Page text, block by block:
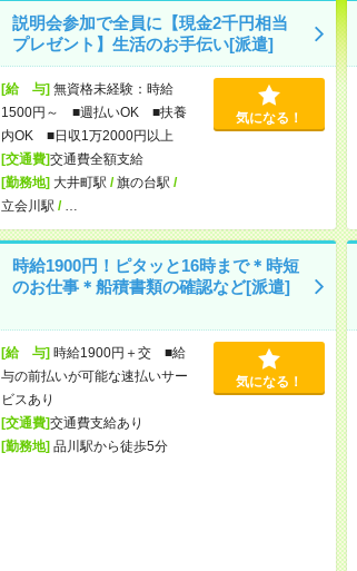
説明会参加で全員に【現金2千円相当
プレゼント】生活のお手伝い[派遣]
[給 与]無資格未経験：時給
1500円～ ■週払いOK ■扶養
内OK ■日収1万2000円以上
[交通費]交通費全額支給
[勤務地]大井町駅 /旗の台駅 /
立会川駅 /
気になる！
時給1900円！ピタッと16時まで＊時短
のお仕事＊船積書類の確認など[派遣]
[給 与]時給1900円＋交 ■給
与の前払いが可能な速払いサー
ビスあり
[交通費]交通費支給あり
[勤務地]品川駅から徒歩5分
気になる！